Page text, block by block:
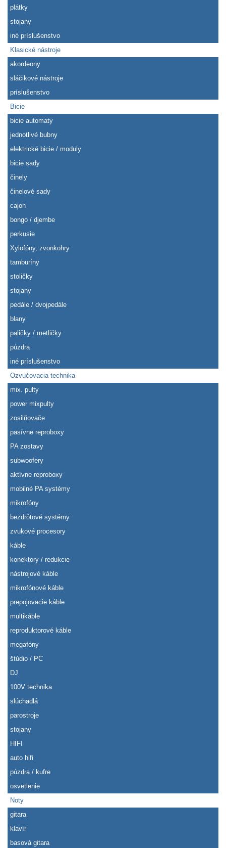
plátky
stojany
iné príslušenstvo
Klasické nástroje
akordeony
sláčikové nástroje
príslušenstvo
Bicie
bicie automaty
jednotlivé bubny
elektrické bicie / moduly
bicie sady
činely
činelové sady
cajon
bongo / djembe
perkusie
Xylofóny, zvonkohry
tamburíny
stoličky
stojany
pedále / dvojpedále
blany
paličky / metličky
púzdra
iné príslušenstvo
Ozvučovacia technika
mix. pulty
power mixpulty
zosilňovače
pasívne reproboxy
PA zostavy
subwoofery
aktívne reproboxy
mobilné PA systémy
mikrofóny
bezdrôtové systémy
zvukové procesory
káble
konektory / redukcie
nástrojové káble
mikrofónové káble
prepojovacie káble
multikáble
reproduktorové káble
megafóny
štúdio / PC
DJ
100V technika
slúchadlá
parostroje
stojany
HIFI
auto hifi
púzdra / kufre
osvetlenie
Noty
gitara
klavír
basová gitara